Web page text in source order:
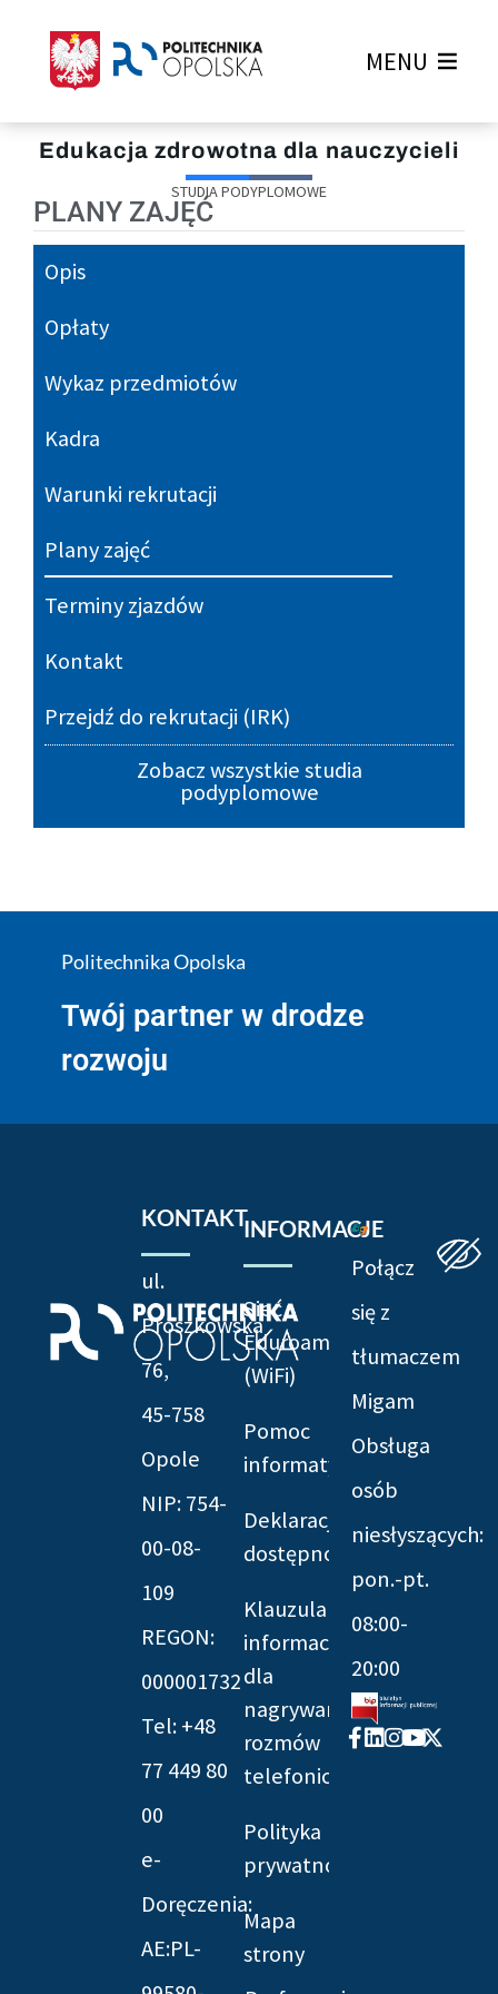
MENU
Edukacja zdrowotna dla nauczycieli
STUDIA PODYPLOMOWE
PLANY ZAJĘĆ
Opis
Opłaty
Wykaz przedmiotów
Kadra
Warunki rekrutacji
Plany zajęć
Terminy zjazdów
Kontakt
Przejdź do rekrutacji (IRK)
Zobacz wszystkie studia
podyplomowe
Politechnika Opolska
Twój partner w drodze
rozwoju
KONTAKT
ul.
Prószkowska
76,
45-758
Opole
NIP: 754-
00-08-
109
REGON:
000001732
Tel: +48
77 449 80
00
e-
Doręczenia:
AE:PL-
INFORMACJE
Sieć
Eduroam
(WiFi)
Pomoc
informatyczna
Deklaracja
dostępności
Klauzula
informacyjna
dla
nagrywania
rozmów
telefonicznych
Polityka
prywatności
Mapa
strony
Połącz
się z
tłumaczem
Migam
Obsługa
osób
niesłyszących:
pon.-pt.
08:00-
20:00
Facebook-
f
Linkedin
Instagram
Youtube
X-